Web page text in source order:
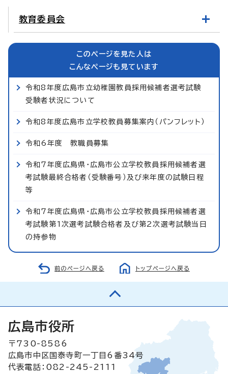
教育委員会
このページを見た人は
こんなページも見ています
令和8年度広島市立幼稚園教員採用候補者選考試験
受験者状況について
令和8年度広島市立学校教員募集案内（パンフレット）
令和6年度 教職員募集
令和7年度広島県・広島市公立学校教員採用候補者選
考試験最終合格者（受験番号）及び来年度の試験日程
等
令和7年度広島県・広島市公立学校教員採用候補者選
考試験第1次選考試験合格者及び第2次選考試験当日
の持参物
前のページへ戻る トップページへ戻る
広島市役所
〒730-8586
広島市中区国泰寺町一丁目6番34号
代表電話：082-245-2111